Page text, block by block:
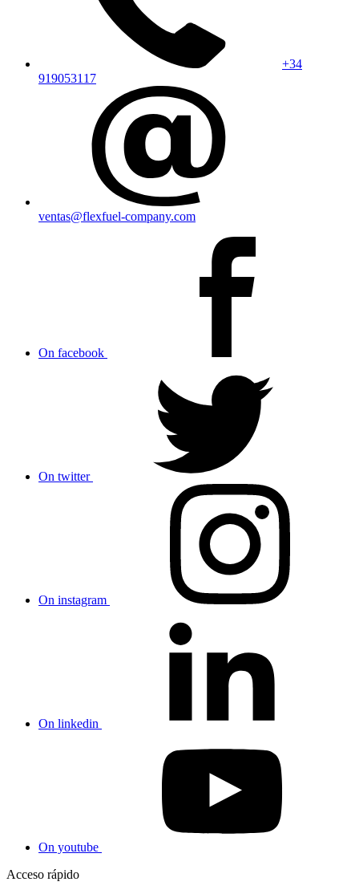
+34
919053117
ventas@flexfuel-company.com
On facebook
On twitter
On instagram
On linkedin
On youtube
Acceso rápido